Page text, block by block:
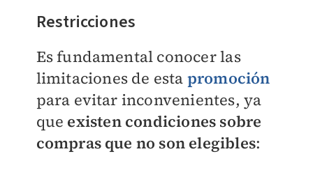
Restricciones
Es fundamental conocer las
limitaciones de esta promoción
para evitar inconvenientes, ya
que existen condiciones sobre
compras que no son elegibles: